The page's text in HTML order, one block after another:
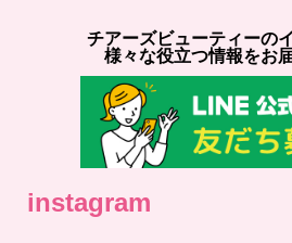
チアーズビューティーの
様々な役立つ情報をお
instagram